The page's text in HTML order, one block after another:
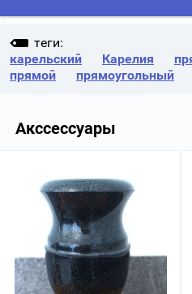
теги:
карельский
Карелия
прямой
прямоугольный
Акссессуары